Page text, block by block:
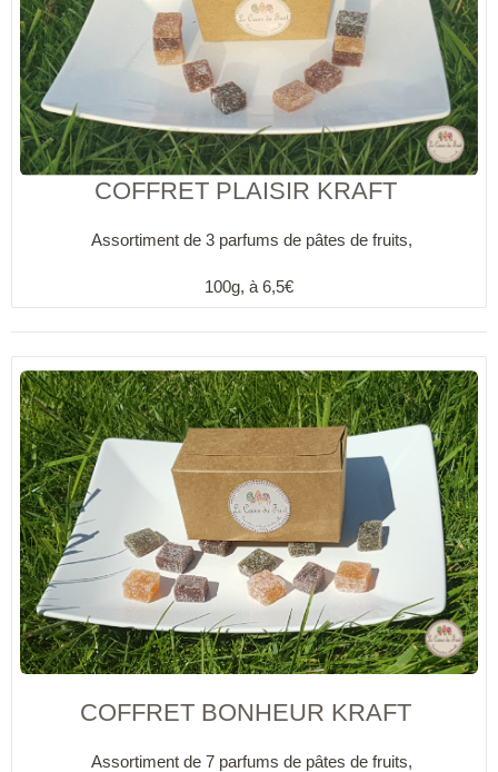
COFFRET PLAISIR KRAFT
Assortiment de 3 parfums de pâtes de fruits,
100g, à 6,5€
COFFRET BONHEUR KRAFT
Assortiment de 7 parfums de pâtes de fruits,